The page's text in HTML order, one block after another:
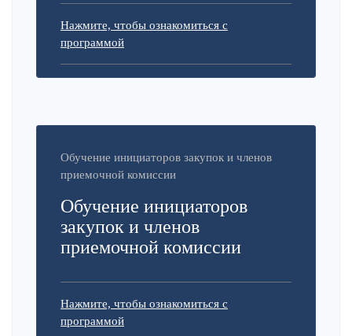
Нажмите, чтобы ознакомиться с
программой
Обучение инициаторов закупок и членов
приемочной комиссии
Обучение инициаторов
закупок и членов
приемочной комиссии
Нажмите, чтобы ознакомиться с
программой